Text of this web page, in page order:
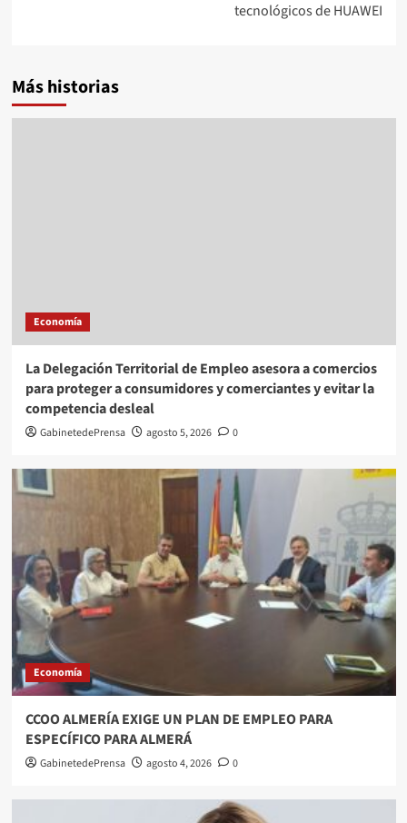
tecnológicos de HUAWEI
Más historias
Economía
La Delegación Territorial de Empleo asesora a comercios
para proteger a consumidores y comerciantes y evitar la
competencia desleal
GabinetedePrensa agosto 5, 2026 0
Economía
CCOO ALMERÍA EXIGE UN PLAN DE EMPLEO PARA
ESPECÍFICO PARA ALMERÁ
GabinetedePrensa agosto 4, 2026 0